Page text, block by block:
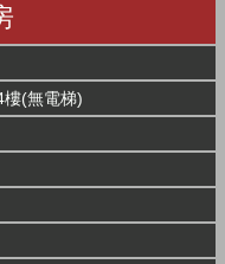
(無電梯)